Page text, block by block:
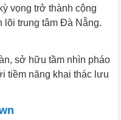
vọng trở thành cộng
lõi trung tâm Đà Nẵng.
sở hữu tầm nhìn pháo
tiềm năng khai thác lưu